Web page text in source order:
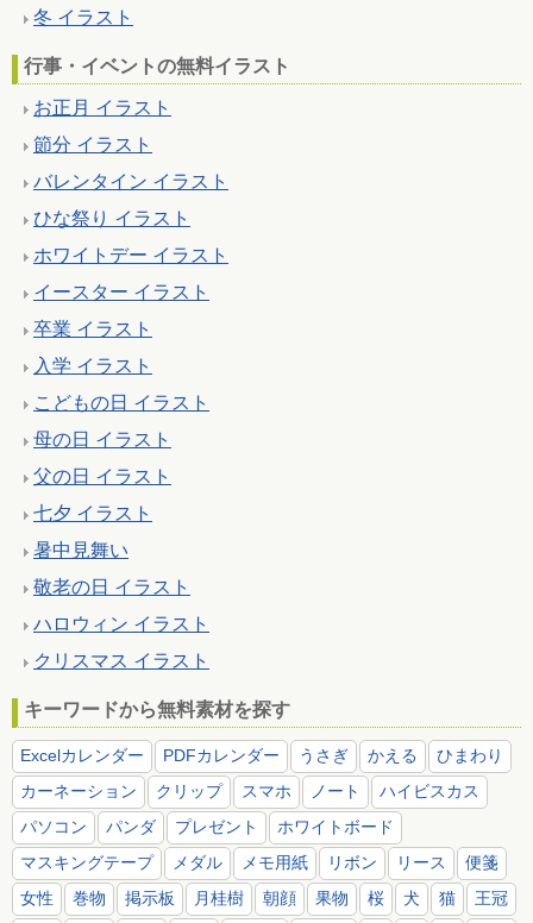
冬 イラスト
行事・イベントの無料イラスト
お正月 イラスト
節分 イラスト
バレンタイン イラスト
ひな祭り イラスト
ホワイトデー イラスト
イースター イラスト
卒業 イラスト
入学 イラスト
こどもの日 イラスト
母の日 イラスト
父の日 イラスト
七夕 イラスト
暑中見舞い
敬老の日 イラスト
ハロウィン イラスト
クリスマス イラスト
キーワードから無料素材を探す
Excelカレンダー PDFカレンダー うさぎ かえる
ひまわり
カーネーション
クリップ スマホ ノート
ハイビスカス
パソコン
パンダ プレゼント
ホワイトボード
マスキングテープ
メダル メモ用紙 リボン リース
便箋
女性
巻物 掲示板 月桂樹 朝顔 果物 桜 犬 猫 王冠